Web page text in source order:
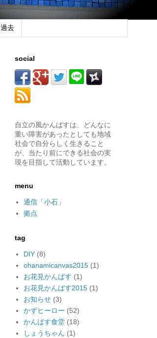
過去
social
自立の風かんばすは、どんなに
重い障害があったとしても地域
社会で自分らしく生きること
が、当たり前にできる社会の実
現を目指して活動しています。
menu
通信「小石」
拠点
tag
DIY (8)
ohanamicanvas2015 (1)
お花見かんばす (1)
お花見かんばす2015 (1)
お知らせ (3)
かずヒーロー (52)
かんばす食堂 (18)
しょうちゃん (1)